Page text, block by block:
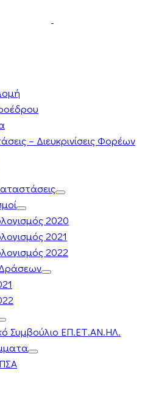
– Διευκρινίσεις Φορέων
2020
2021
2022
Συμβούλιο ΕΠ.ΕΤ.ΑΝ.ΗΛ.